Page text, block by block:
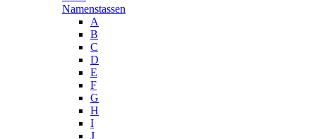
Namenstassen
A
B
C
D
E
F
G
H
I
J